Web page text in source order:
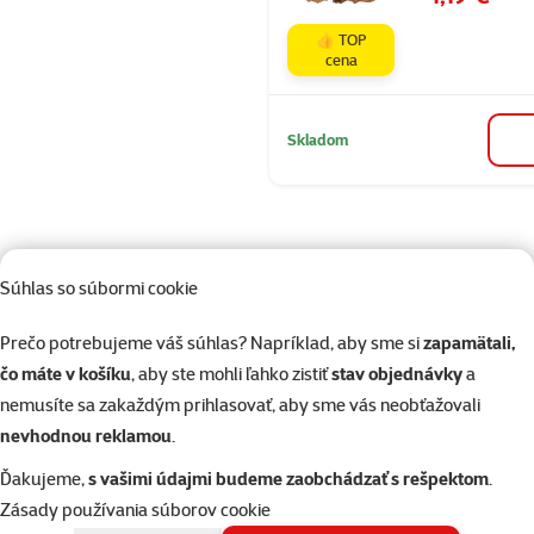
Súhlas so súbormi cookie
Prečo potrebujeme váš súhlas? Napríklad, aby sme sizapamätali,
čo máte v košíku, aby ste mohli ľahko zistiťstav objednávkya
nemusíte sa zakaždým prihlasovať, aby sme vás neobťažovali
nevhodnou reklamou.
Ďakujeme,s vašimi údajmi budeme zaobchádzať s rešpektom.
Zásady používania súborov cookie
👍 TOP
cena
Skladom
Naši odborníci v predajni sú vám vždy k dispozícii, aby vám
poradili
Napíšte nám
Po–Pi 7:00 – 18:00